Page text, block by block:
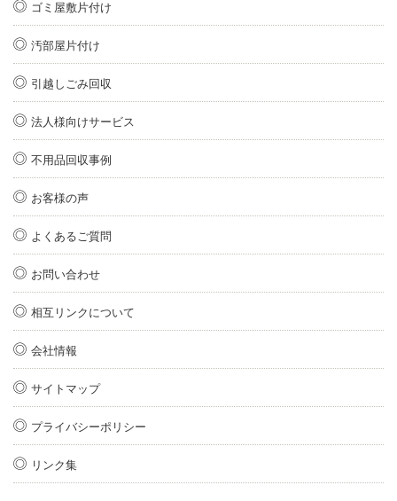
ゴミ屋敷片付け
汚部屋片付け
引越しごみ回収
法人様向けサービス
不用品回収事例
お客様の声
よくあるご質問
お問い合わせ
相互リンクについて
会社情報
サイトマップ
プライバシーポリシー
リンク集